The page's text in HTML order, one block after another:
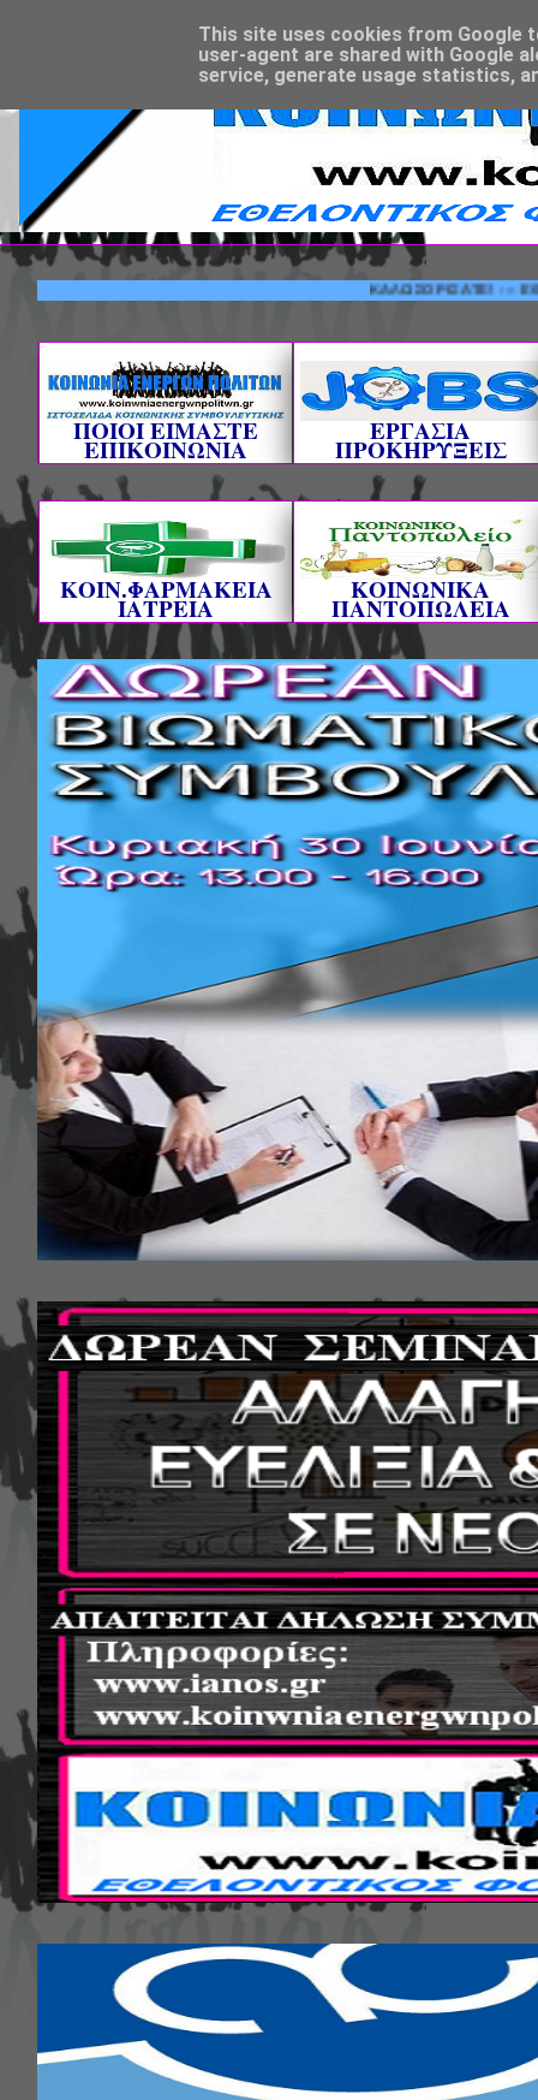
ΚΑΛΩΣΟΡΙΣΑΤΕ! ---
ΠΟΙΟΙ ΕΙΜΑΣΤΕ
ΕΠΙΚΟΙΝΩΝΙΑ
ΕΡΓΑΣΙΑ
ΠΡΟΚΗΡΥΞΕΙΣ
ΚΟΙΝ.ΦΑΡΜΑΚΕΙΑ
ΙΑΤΡΕΙΑ
ΚΟΙΝΩΝΙΚΑ
ΠΑΝΤΟΠΩΛΕΙΑ
This site uses cookies from Google
user-agent are shared with Google
service, generate usage statistics,